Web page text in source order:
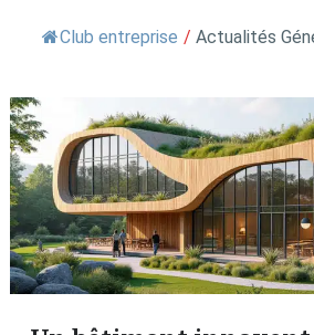
Club entreprise / Actualités